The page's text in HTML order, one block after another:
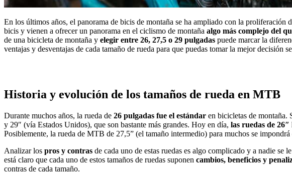
En los últimos años, el panorama de bicis de montaña se ha ampliado con la
bicis y vienen a ofrecer un panorama en el ciclismo de montaña algo más complejo del
de una bicicleta de montaña y elegir entre 26, 27,5 o 29 pulgadas puede marcar la
ventajas y desventajas de cada tamaño de rueda para que puedas tomar la mejor decisión
Historia y evolución de los tamaños de rueda en MTB
Durante muchos años, la rueda de 26 pulgadas fue el estándar en bicicletas de montaña.
y 29″ (vía Estados Unidos), que son bastante más grandes. Hoy en día, las ruedas de
Posiblemente, la rueda de MTB de 27,5” (el tamaño intermedio) para muchos se
Analizar los pros y contras de cada uno de estas ruedas es algo complicado y a nadie
está claro que cada uno de estos tamaños de ruedas suponen cambios, beneficios y
contras de cada tamaño.